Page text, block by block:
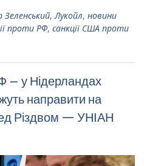
, Лукойл, новини
проти РФ, санкції США проти
– у Нідерландах
направити на
Різдвом — УНІАН